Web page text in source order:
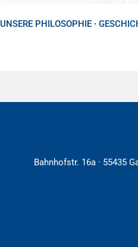
UNSERE PHILOSOPHIE ·
Bahnhofstr. 16a · 55435